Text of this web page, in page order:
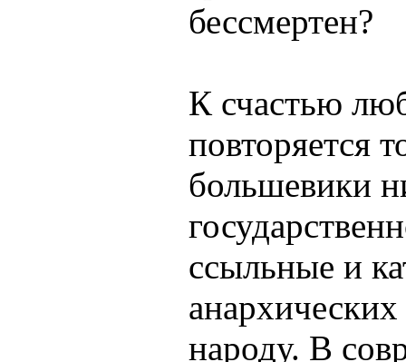
бессмертен?
К счастью
повторяется
большевики
ссыльные и
анархических
народу. В